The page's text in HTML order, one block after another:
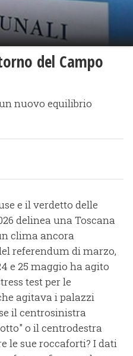
del Campo
nuovo equilibrio
e il verdetto delle
delinea una Toscana
clima ancora
referendum di marzo,
e 25 maggio ha agito
test per le
agitava i palazzi
il centrosinistra
o il centrodestra
le sue roccaforti? I dati